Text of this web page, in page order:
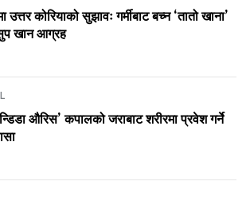
उत्तर कोरियाको सुझावः गर्मीबाट बच्न ‘तातो खाना’
खान आग्रह
औरिस’ कपालको जराबाट शरीरमा प्रवेश गर्ने